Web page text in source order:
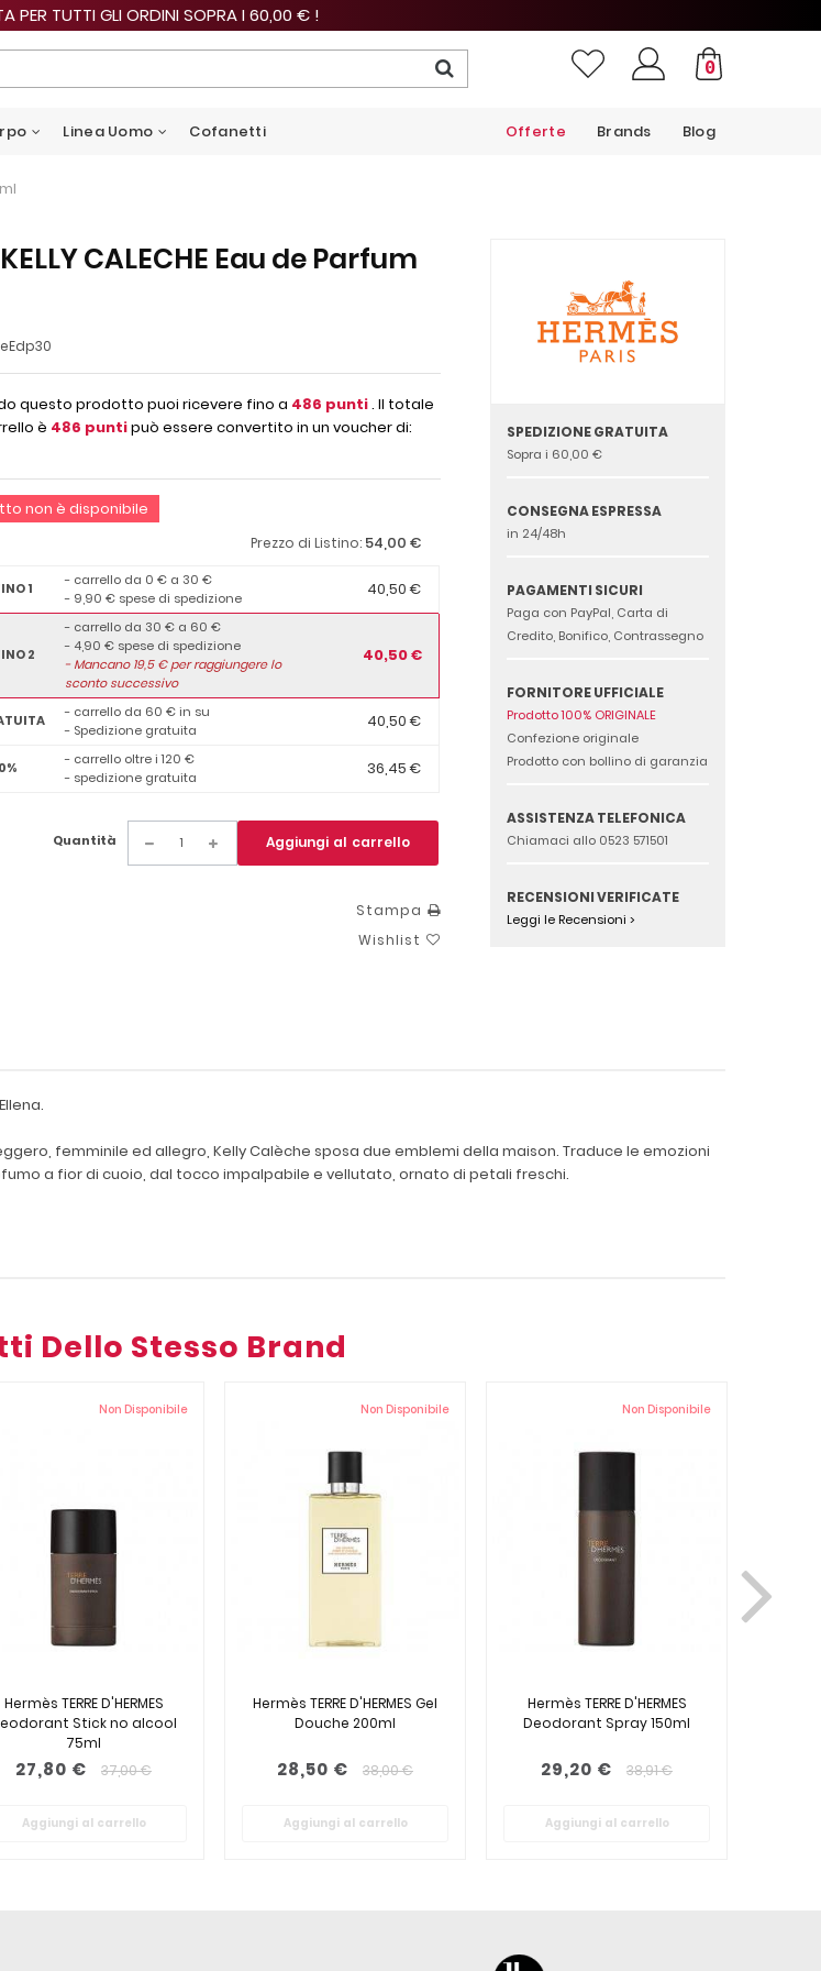
PER TUTTI GLI ORDINI SOPRA I 60,00 € !
0
Linea Uomo Cofanetti Blog
Brands
Offerte
CALECHE Eau de Parfum
questo prodotto puoi ricevere fino a 486 punti. Il totale
è 486 puntipuò essere convertito in un voucher di:
non è disponibile
Prezzo di Listino: 54,00 €
1
- carrello da 0 € a 30 €
- 9,90 € spese di spedizione
40,50 €
2
- carrello da 30 € a 60 €
- 4,90 € spese di spedizione
-Mancano19,5€ per raggiungere lo
sconto successivo
40,50 €
- carrello da 60 € in su
- Spedizione gratuita
40,50 €
- carrello oltre i 120 €
- spedizione gratuita
36,45 €
Quantità Aggiungi al carrello
Stampa
Wishlist
SPEDIZIONE GRATUITA
Sopra i 60,00 €
CONSEGNA ESPRESSA
in 24/48h
PAGAMENTI SICURI
Paga con PayPal, Carta di
Credito, Bonifico, Contrassegno
FORNITORE UFFICIALE
Prodotto 100% ORIGINALE
Confezione originale
Prodotto con bollino di garanzia
ASSISTENZA TELEFONICA
Chiamaci allo 0523 571501
RECENSIONI VERIFICATE
Leggi le Recensioni >
femminile ed allegro, Kelly Calèche sposa due emblemi della maison. Traduce le emozioni
a fior di cuoio, dal tocco impalpabile e vellutato, ornato di petali freschi.
Dello Stesso Brand
Non Disponibile
Hermès TERRE D'HERMES
Stick no alcool
75ml
27,80 € 37,00 €
Aggiungi al carrello
Non Disponibile
Hermès TERRE D'HERMES Gel
Douche 200ml
28,50 € 38,00 €
Aggiungi al carrello
Non Disponibile
Hermès TERRE D'HERMES
Deodorant Spray 150ml
29,20 € 38,91 €
Aggiungi al carrello